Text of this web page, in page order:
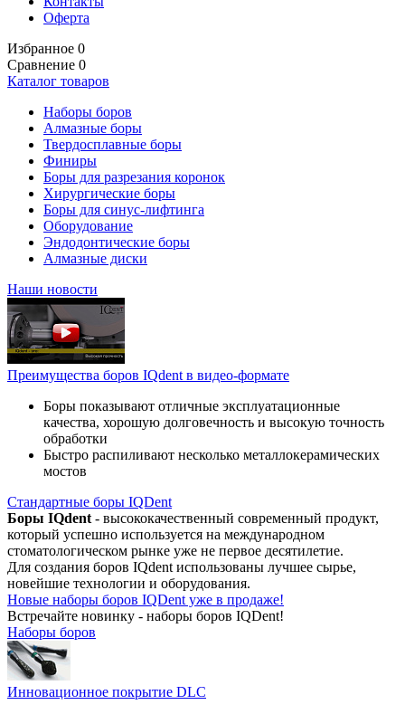
Оферта
Избранное 0
Сравнение 0
Каталог товаров
Наборы боров
Алмазные боры
Твердосплавные боры
Финиры
Боры для разрезания коронок
Хирургические боры
Боры для синус-лифтинга
Оборудование
Эндодонтические боры
Алмазные диски
Наши новости
Преимущества боров IQdent в видео-формате
Боры показывают отличные эксплуатационные
качества, хорошую долговечность и высокую точность
обработки
Быстро распиливают несколько металлокерамических
мостов
Стандартные боры IQDent
Боры IQdent - высококачественный современный продукт,
который успешно используется на международном
стоматологическом рынке уже не первое десятилетие.
Для создания боров IQdent использованы лучшее сырье,
новейшие технологии и оборудования.
Новые наборы боров IQDent уже в продаже!
Встречайте новинку - наборы боров IQDent!
Наборы боров
Инновационное покрытие DLC